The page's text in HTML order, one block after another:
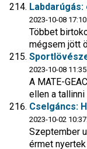
2023-10-08
Többet
mégsem jött
2023-10-08
A MATE-
ellen a
Cselgáncs:
2023-10-02
Szeptember
érmet nyertek